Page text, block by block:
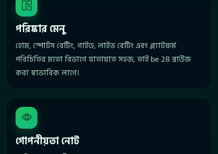
পরিষ্কার মেনু
হোম, স্পোর্টস বেটিং, গাইড, লাইভ বেটিং এবং প্ল্যাটফর্ম
পরিচিতির মতো বিভাগে যাতায়াত সহজ, তাই be 28 ব্রাউজ
করা স্বাভাবিক লাগে।
গোপনীয়তা নোট